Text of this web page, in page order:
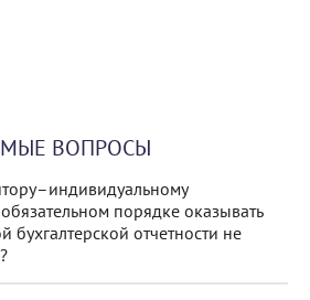
ВОПРОСЫ
порядке оказывать
бухгалтерской отчетности не